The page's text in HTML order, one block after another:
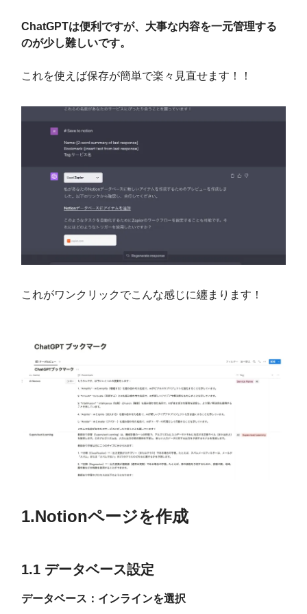
ChatGPTは便利ですが、大事な内容を一元管理する
のが少し難しいです。
これを使えば保存が簡単で楽々見直せます！！
これがワンクリックでこんな感じに纏まります！
1.Notionページを作成
1.1 データベース設定
データベース：インラインを選択